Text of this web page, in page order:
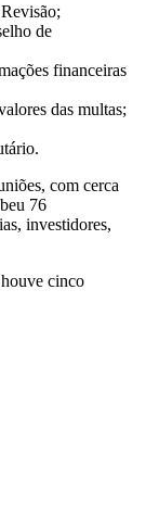
de
financeiras
das multas;
com cerca
76
investidores,
cinco